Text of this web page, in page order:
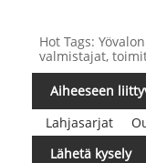
Hot Tags:
valmistajat,
Aiheeseen
Lahjasarjat
Lähetä kysely